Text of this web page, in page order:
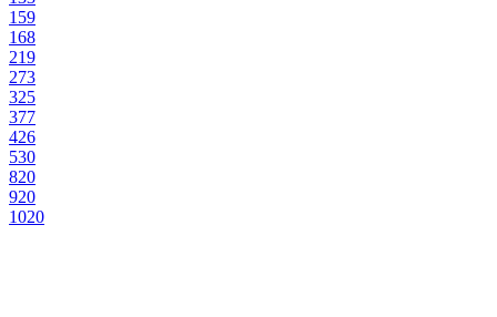
159
168
219
273
325
377
426
530
820
920
1020